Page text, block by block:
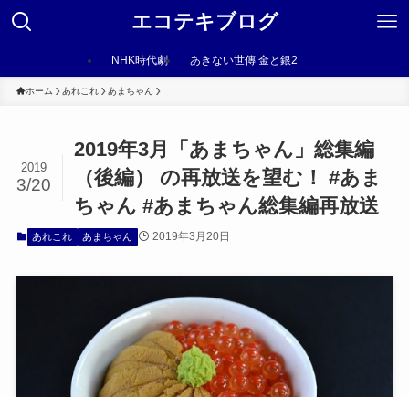
エコテキブログ
NHK時代劇 あきない世傳 金と銀2
ホーム あれこれ あまちゃん
2019年3月「あまちゃん」総集編
（後編） の再放送を望む！ #あま
ちゃん #あまちゃん総集編再放送
2019
3/20
あれこれ あまちゃん 2019年3月20日